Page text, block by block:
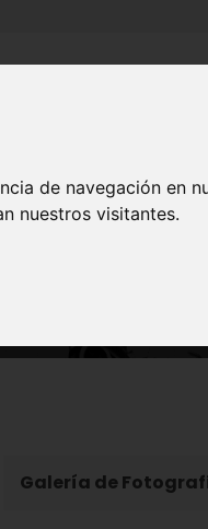
de navegación en
nuestros visitantes.
ARTE Y CULTURA
Galería de